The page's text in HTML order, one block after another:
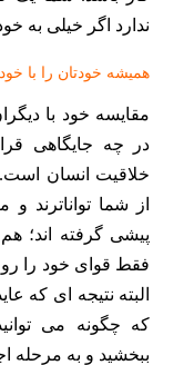
ندارد اگر خیلی به
همیشه خود‌تان را با
مقایسه خود با
در چه جایگاهی
خلاقیت انسان
از شما تواناترند
پیشی گرفته‌ اند؛
فقط قوای خود را
البته نتیجه‌ ای که
که چگونه می‌
ببخشید و به مرحله